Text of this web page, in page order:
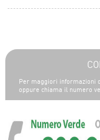
Per maggiori informazioni
oppure chiama il numero